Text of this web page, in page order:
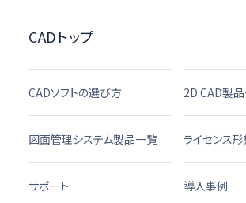
CADトップ
CADソフトの選び方 2D CAD製
図面管理システム製品一覧 ライセンス
サポート 導入事例